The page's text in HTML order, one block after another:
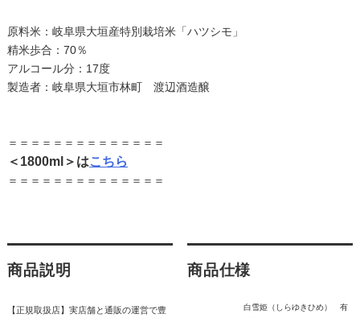
原料米：岐阜県大垣産特別栽培米「ハツシモ」
精米歩合：70％
アルコール分：17度
製造者：岐阜県大垣市林町 渡辺酒造醸
＝＝＝＝＝＝＝＝＝＝＝＝＝＝
＜1800ml＞はこちら
＝＝＝＝＝＝＝＝＝＝＝＝＝＝
商品説明
【正規取扱店】実店舗と通販の運営で豊
商品仕様
白雪姫（しらゆきひめ） 有